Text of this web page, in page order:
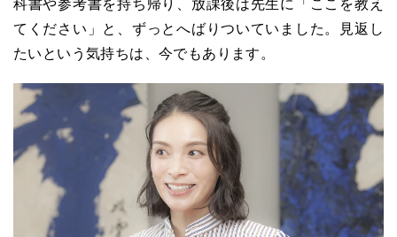
科書や参考書を持ち帰り、放課後は先生に「ここを教え
てください」と、ずっとへばりついていました。見返し
たいという気持ちは、今でもあります。